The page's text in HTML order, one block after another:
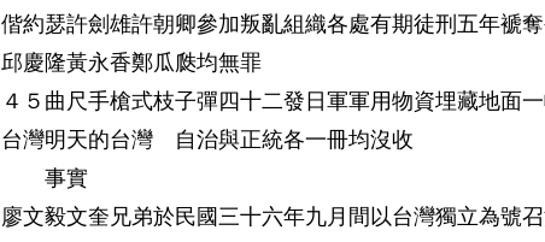
偕約瑟許劍雄許朝卿參加叛亂組織各處有期徒刑五年褫
邱慶隆黃永香鄭瓜瓞均無罪
４５曲尺手槍式枝子彈四十二發日軍軍用物資埋藏地面
台灣明天的台灣 自治與正統各一冊均沒收
事實
廖文毅文奎兄弟於民國三十六年九月間以台灣獨立為號